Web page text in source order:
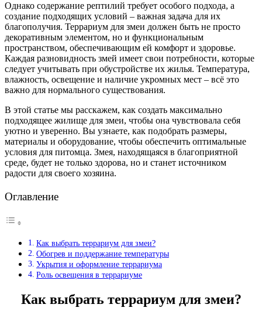
Однако содержание рептилий требует особого подхода, а
создание подходящих условий – важная задача для их
благополучия. Террариум для змеи должен быть не просто
декоративным элементом, но и функциональным
пространством, обеспечивающим ей комфорт и здоровье.
Каждая разновидность змей имеет свои потребности, которые
следует учитывать при обустройстве их жилья. Температура,
влажность, освещение и наличие укромных мест – всё это
важно для нормального существования.
В этой статье мы расскажем, как создать максимально
подходящее жилище для змеи, чтобы она чувствовала себя
уютно и уверенно. Вы узнаете, как подобрать размеры,
материалы и оборудование, чтобы обеспечить оптимальные
условия для питомца. Змея, находящаяся в благоприятной
среде, будет не только здорова, но и станет источником
радости для своего хозяина.
Оглавление
Как выбрать террариум для змеи?
Обогрев и поддержание температуры
Укрытия и оформление террариума
Роль освещения в террариуме
Как выбрать террариум для змеи?